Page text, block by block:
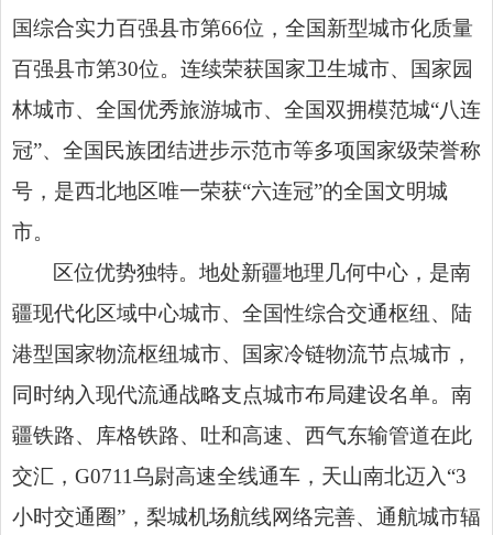
国综合实力百强县市第66位，全国新型城市化质量
百强县市第30位。 连续荣获国家卫生城市、国家园
林城市、 全国优秀旅游城市、全国双拥模范城“八连
冠”、全国民族团结进步示范市等多项国家级荣誉称
号，是西北地区唯一荣获“六连冠”的全国文明城
市。
区位优势独特。地处新疆地理几何中心，是南
疆现代化区域中心城市、全国性综合交通枢纽、陆
港型国家物流枢纽城市、国家冷链物流节点城市，
同时纳入现代流通战略支点城市布局建设名单。南
疆铁路、库格铁路、吐和高速、西气东输管道在此
交汇， G0711乌尉高速全线通车，天山南北迈入 “3
小时交通圈”， 梨城机场航线网络完善、通航城市辐